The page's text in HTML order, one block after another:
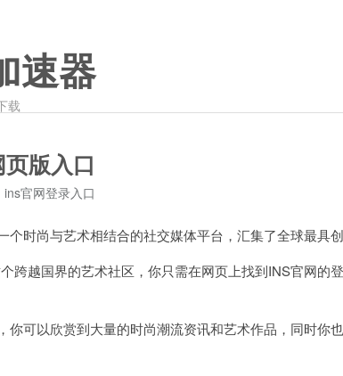
速器
载
版入口
ins官网登录入口
时尚与艺术相结合的社交媒体平台，汇集了全球最具创
越国界的艺术社区，你只需在网页上找到INS官网的
可以欣赏到大量的时尚潮流资讯和艺术作品，同时你